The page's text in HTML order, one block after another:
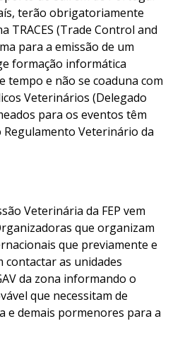
terão obrigatoriamente
TRACES (Trade Control and
para a emissão de um
formação informática
tempo e não se coaduna com
Veterinários (Delegado
para os eventos têm
Veterinário da
Veterinária da FEP vem
que organizam
que previamente e
contactar as unidades
da zona informando o
que necessitam de
e demais pormenores para a